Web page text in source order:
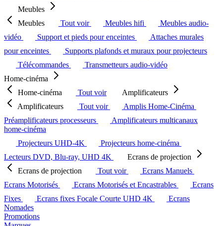
Meubles
Meubles
Tout voir Meubles hifi
Meubles audio-
vidéo
Support et pieds pour enceintes
Attaches murales
pour enceintes
Supports plafonds et muraux pour projecteurs
Télécommandes
Transmetteurs audio-vidéo
Home-cinéma
Home-cinéma
Tout voir
Amplificateurs
Amplificateurs
Tout voir
Amplis Home-Cinéma
Préamplificateurs processeurs
Amplificateurs multicanaux
home-cinéma
Projecteurs UHD-4K
Projecteurs home-cinéma
Lecteurs DVD, Blu-ray, UHD 4K
Ecrans de projection
Ecrans de projection
Tout voir
Ecrans Manuels
Ecrans Motorisés
Ecrans Motorisés et Encastrables
Ecrans
Fixes
Ecrans fixes Focale Courte UHD 4K
Ecrans
Nomades
Promotions